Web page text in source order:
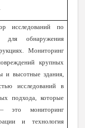
исследований по
для обнаружения
Мониторинг
крупных
и высотные здания,
исследований в
подхода, которые
это мониторинг
и технология